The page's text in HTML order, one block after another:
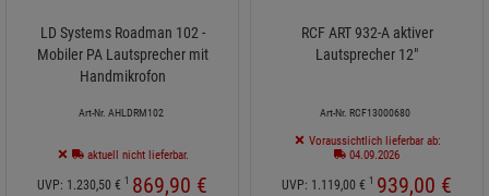
LD Systems Roadman 102 -
Mobiler PA Lautsprecher mit
Handmikrofon
Art-Nr. AHLDRM102
aktuell nicht lieferbar.
UVP: 1.230, 50 € 1 869,90 €
RCF ART 932-A aktiver
Lautsprecher 12"
Art-Nr. RCF13000680
Voraussichtlich lieferbar ab:
04.09.2026
UVP: 1.119, 00 € 1 939,00 €